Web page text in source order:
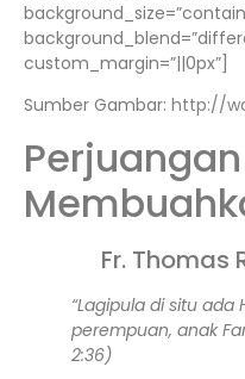
custom_margin=”||0px”]
Sumber Gambar: http://
Fr. Thomas
“Lagipula di situ
perempuan, anak
2:36)